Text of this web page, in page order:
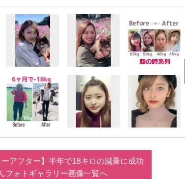
アフター】半年で18キロの減量に成功
フォトギャラリー画像一覧へ